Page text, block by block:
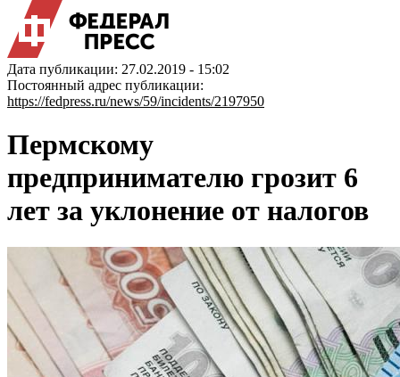
Дата публикации: 27.02.2019 - 15:02
Постоянный адрес публикации:
https://fedpress.ru/news/59/incidents/2197950
Пермскому
предпринимателю грозит 6
лет за уклонение от налогов